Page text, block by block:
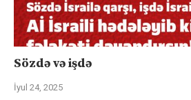
Sözdə və işdə
İyul 24, 2025